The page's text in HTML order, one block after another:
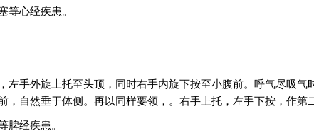
心经疾患。
手外旋上托至头顶，同时右手内旋下按至小腹前。呼气尽吸
自然垂于体侧。再以同样要领，。右手上托，左手下按，作第
经疾患。